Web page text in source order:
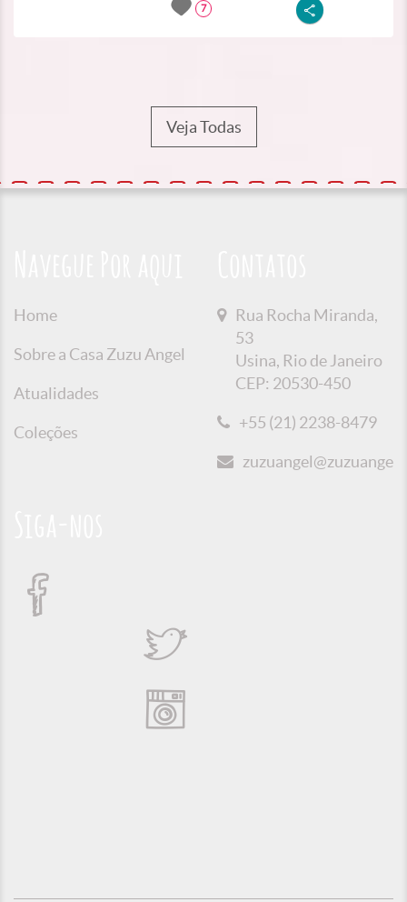
7
Veja Todas
Home
Sobre a Casa Zuzu Angel
Atualidades
Coleções
Rua Rocha Miranda,
53
Usina, Rio de Janeiro
CEP: 20530-450
+55 (21) 2238-8479